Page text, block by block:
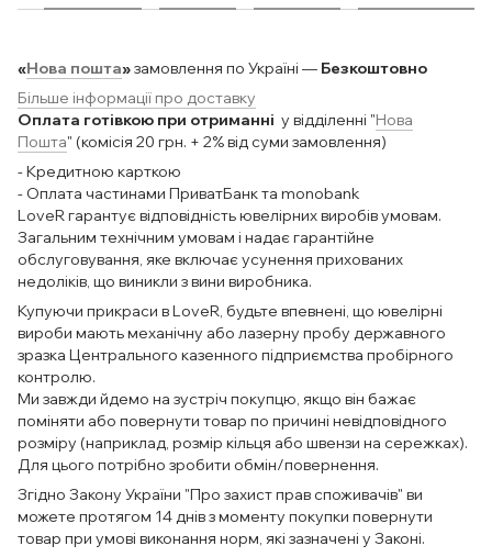
«Нова пошта»замовлення по Україні — Безкоштовно
Більше інформації про доставку
Оплата готівкою при отриманні у відділенні "Нова
Пошта" (комісія 20 грн. + 2% від суми замовлення)
- Кредитною карткою
- Оплата частинами ПриватБанк та monobank
LoveR гарантує відповідність ювелірних виробів умовам.
Загальним технічним умовам і надає гарантійне
обслуговування, яке включає усунення прихованих
недоліків, що виникли з вини виробника.
Купуючи прикраси в LoveR, будьте впевнені, що ювелірні
вироби мають механічну або лазерну пробу державного
зразка Центрального казенного підприємства пробірного
контролю.
Ми завжди йдемо на зустріч покупцю, якщо він бажає
поміняти або повернути товар по причині невідповідного
розміру (наприклад, розмір кільця або швензи на сережках).
Для цього потрібно зробити обмін/повернення.
Згідно Закону України "Про захист прав споживачів" ви
можете протягом 14 днів з моменту покупки повернути
товар при умові виконання норм, які зазначені у Законі.